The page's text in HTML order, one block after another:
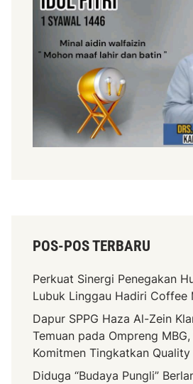
POS-POS TERBARU
Perkuat Sinergi Penegakan
Lubuk Linggau Hadiri Coffee
Dapur SPPG Haza Al-Zein
Temuan pada Ompreng
Komitmen Tingkatkan
Diduga “Budaya Pungli”